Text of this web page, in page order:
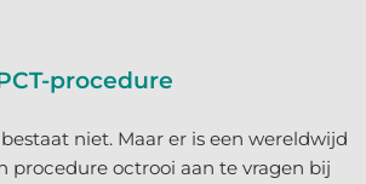
procedure
bestaat niet. Maar er is een wereldwijd
procedure octrooi aan te vragen bij